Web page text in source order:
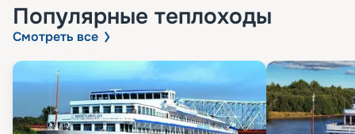
Популярные теплоходы
Смотреть все